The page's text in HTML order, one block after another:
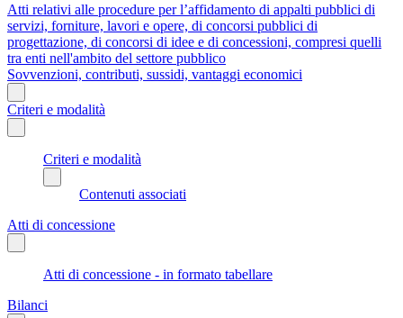
Atti relativi alle procedure per l’affidamento di appalti pubblici di
servizi, forniture, lavori e opere, di concorsi pubblici di
progettazione, di concorsi di idee e di concessioni, compresi quelli
tra enti nell'ambito del settore pubblico
Sovvenzioni, contributi, sussidi, vantaggi economici
Criteri e modalità
Criteri e modalità
Contenuti associati
Atti di concessione
Atti di concessione - in formato tabellare
Bilanci